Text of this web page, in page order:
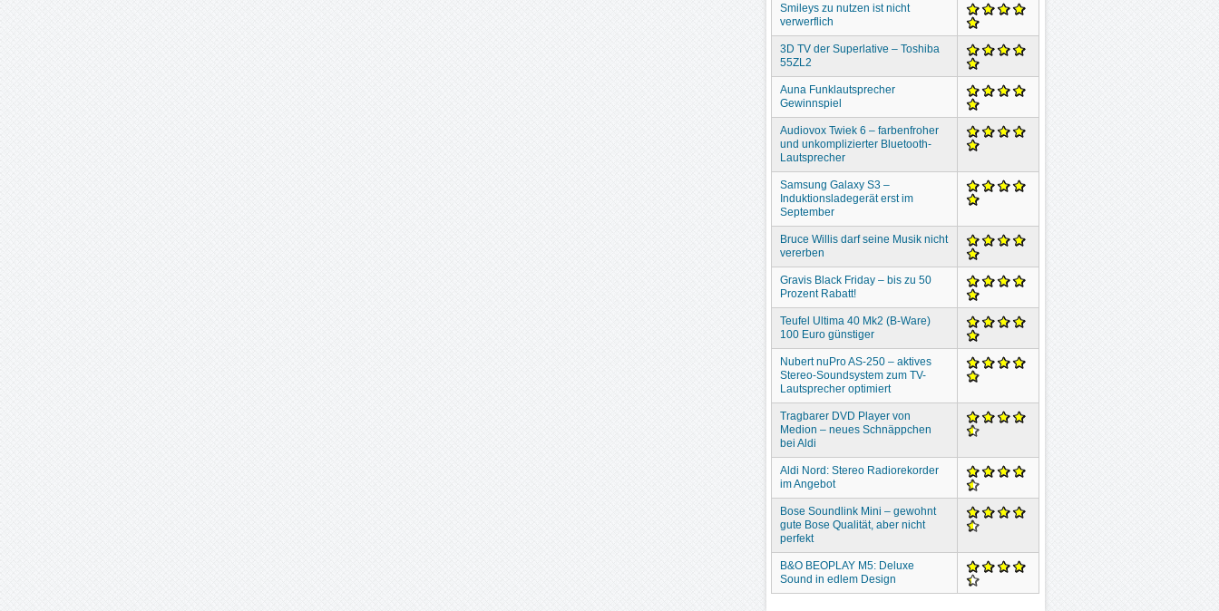
Smileys zu nutzen ist nicht
verwerflich
3D TV der Superlative – Toshiba
55ZL2
Auna Funklautsprecher
Gewinnspiel
Audiovox Twiek 6 – farbenfroher
und unkomplizierter Bluetooth-
Lautsprecher
Samsung Galaxy S3 –
Induktionsladegerät erst im
September
Bruce Willis darf seine Musik nicht
vererben
Gravis Black Friday – bis zu 50
Prozent Rabatt!
Teufel Ultima 40 Mk2 (B-Ware)
100 Euro günstiger
Nubert nuPro AS-250 – aktives
Stereo-Soundsystem zum TV-
Lautsprecher optimiert
Tragbarer DVD Player von
Medion – neues Schnäppchen
bei Aldi
Aldi Nord: Stereo Radiorekorder
im Angebot
Bose Soundlink Mini – gewohnt
gute Bose Qualität, aber nicht
perfekt
B&O BEOPLAY M5: Deluxe
Sound in edlem Design